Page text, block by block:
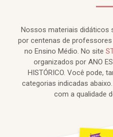
Nossos materiais didáticos
por centenas de
no Ensino Médio. No site
organizados por ANO
HISTÓRICO. Você pode,
categorias indicadas
com a qualidade